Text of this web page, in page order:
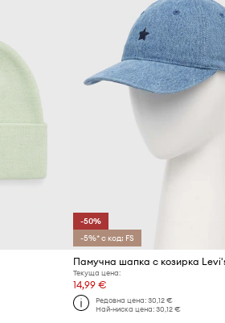
-50%
-5%* с код: FS
Памучна шапка с козирка
Текуща цена:
14,99 €
Редовна цена: 30,12 €
Най-ниска цена: 30,12 €